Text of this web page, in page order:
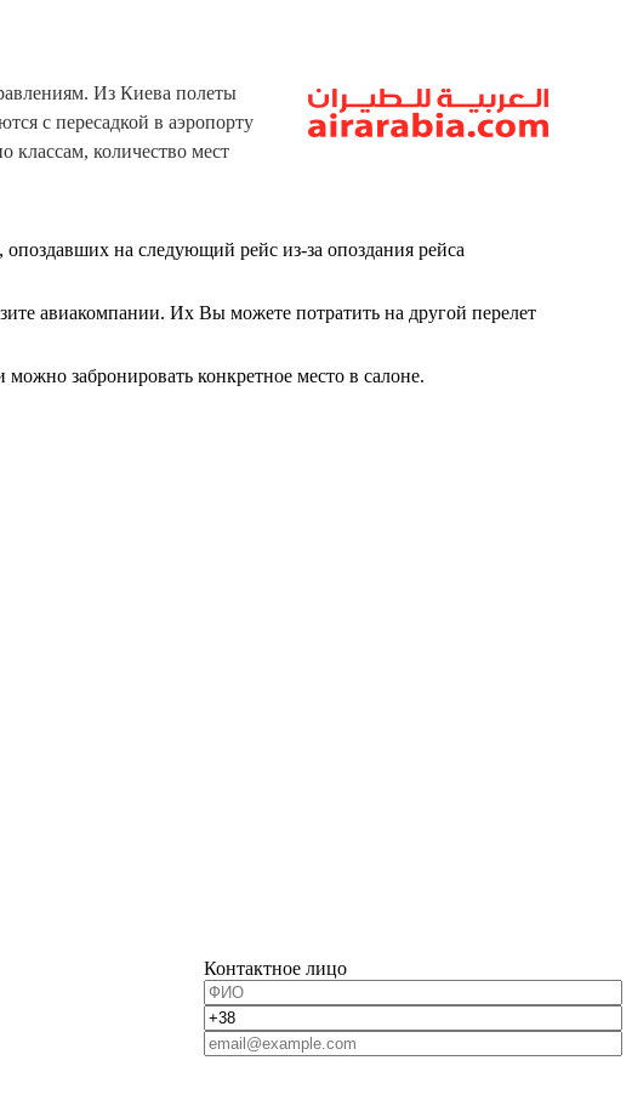
Из Киева полеты
с пересадкой в аэропорту
количество мест
опоздавших на следующий рейс из-за опоздания рейса
авиакомпании. Их Вы можете потратить на другой перелет
можно забронировать конкретное место в салоне.
Контактное лицо